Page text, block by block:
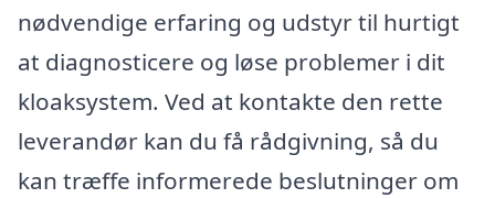
nødvendige erfaring og udstyr til hurtigt
at diagnosticere og løse problemer i dit
kloaksystem. Ved at kontakte den rette
leverandør kan du få rådgivning, så du
kan træffe informerede beslutninger om